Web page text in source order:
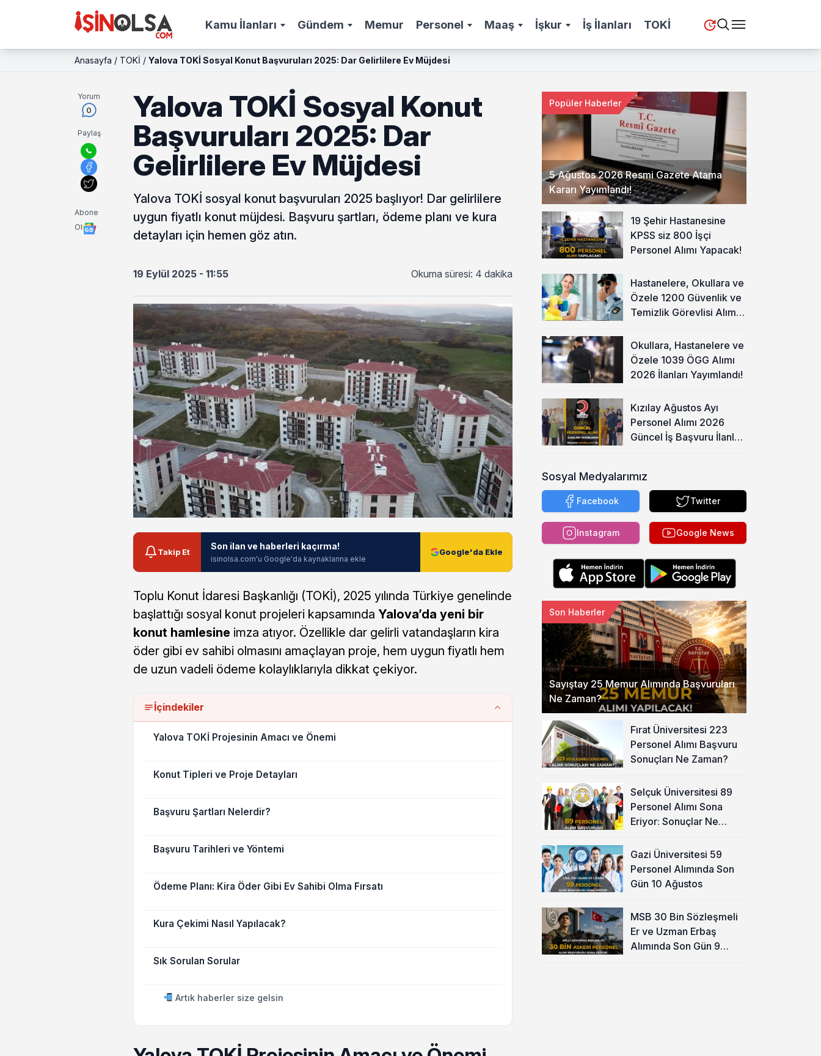
Kamu İlanları Gündem Memur Personel Maaş İşkur İş İlanları TOKİ
Anasayfa / TOKİ / Yalova TOKİ Sosyal Konut Başvuruları 2025: Dar Gelirlilere Ev Müjdesi
Yorum
0
Paylaş
Abone
Ol
Yalova TOKİ Sosyal Konut
Başvuruları 2025: Dar
Gelirlilere Ev Müjdesi
Yalova TOKİ sosyal konut başvuruları 2025 başlıyor! Dar gelirlilere
uygun fiyatlı konut müjdesi. Başvuru şartları, ödeme planı ve kura
detayları için hemen göz atın.
19 Eylül 2025 - 11:55 Okuma süresi: 4 dakika
Takip Et
Son ilan ve haberleri kaçırma!
isinolsa.com'u Google'da kaynaklarına ekle
Google'da Ekle
Toplu Konut İdaresi Başkanlığı (TOKİ), 2025 yılında Türkiye genelinde
başlattığı sosyal konut projeleri kapsamında Yalova’da yeni bir
konut hamlesine imza atıyor. Özellikle dar gelirli vatandaşların kira
öder gibi ev sahibi olmasını amaçlayan proje, hem uygun fiyatlı hem
de uzun vadeli ödeme kolaylıklarıyla dikkat çekiyor.
İçindekiler
Yalova TOKİ Projesinin Amacı ve Önemi
Konut Tipleri ve Proje Detayları
Başvuru Şartları Nelerdir?
Başvuru Tarihleri ve Yöntemi
Ödeme Planı: Kira Öder Gibi Ev Sahibi Olma Fırsatı
Kura Çekimi Nasıl Yapılacak?
Sık Sorulan Sorular
Artık haberler size gelsin
5 Ağustos 2026 Resmi Gazete Atama
Kararı Yayımlandı!
Popüler Haberler
19 Şehir Hastanesine
KPSS siz 800 İşçi
Personel Alımı Yapacak!
Hastanelere, Okullara ve
Özele 1200 Güvenlik ve
Temizlik Görevlisi Alımı
Okullara, Hastanelere ve
Özele 1039 ÖGG Alımı
2026 İlanları Yayımlandı!
Kızılay Ağustos Ayı
Personel Alımı 2026
Güncel İş Başvuru İlanları
Sosyal Medyalarımız
Facebook Twitter
Instagram Google News
Sayıştay 25 Memur Alımında Başvuruları
Ne Zaman?
Son Haberler
Fırat Üniversitesi 223
Personel Alımı Başvuru
Sonuçları Ne Zaman?
Selçuk Üniversitesi 89
Personel Alımı Sona
Eriyor: Sonuçlar Ne
Gazi Üniversitesi 59
Personel Alımında Son
Gün 10 Ağustos
MSB 30 Bin Sözleşmeli
Er ve Uzman Erbaş
Alımında Son Gün 9